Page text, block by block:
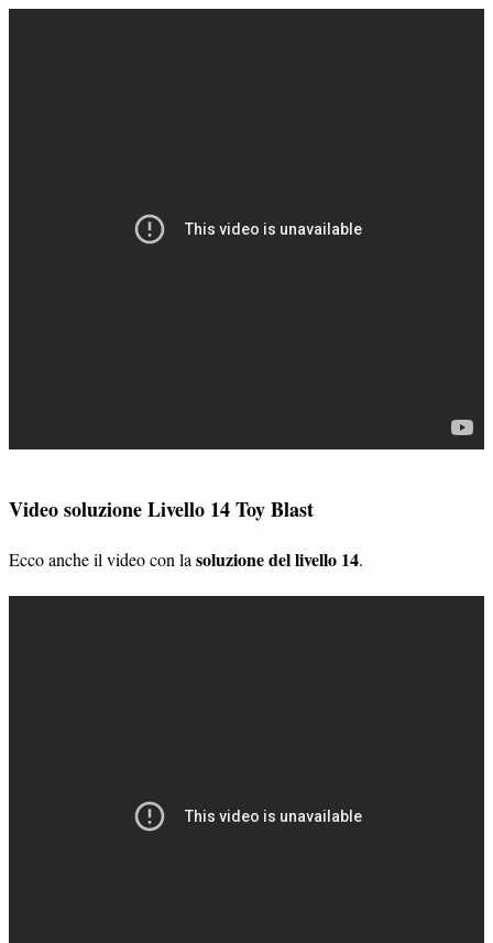
Video soluzione Livello 14 Toy Blast
Ecco anche il video con la soluzione del livello 14.